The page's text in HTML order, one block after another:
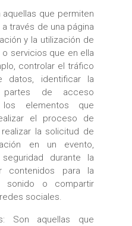
aquellas que permiten
través de una página
y la utilización de
servicios que en ella
controlar el tráfico
datos, identificar la
de acceso
los elementos que
el proceso de
la solicitud de
en un evento,
durante la
contenidos para la
sonido o compartir
sociales.
Son aquellas que